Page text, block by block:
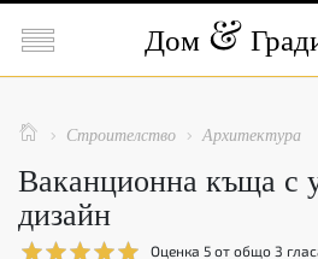
 Дом
  Строителство  Архитектура
Ваканционна къща с
дизайн
Оценка 5 от общо 3